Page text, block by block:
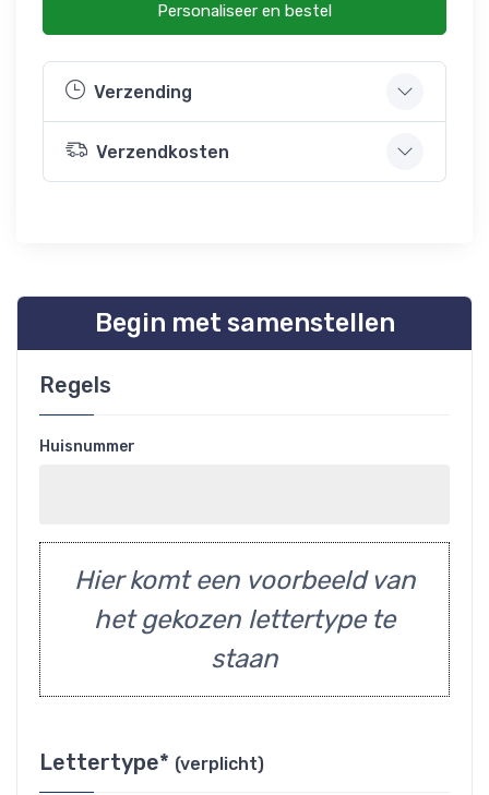
Personaliseer en bestel
Verzending
Verzendkosten
Begin met samenstellen
Regels
Huisnummer
Hier komt een voorbeeld van
het gekozen lettertype te
staan
Lettertype* (verplicht)